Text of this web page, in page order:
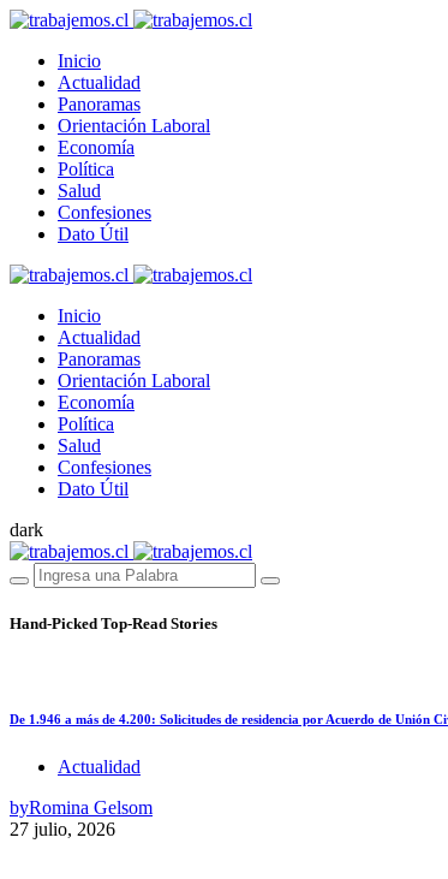
Inicio
Actualidad
Panoramas
Orientación Laboral
Economía
Política
Salud
Confesiones
Dato Útil
Inicio
Actualidad
Panoramas
Orientación Laboral
Economía
Política
Salud
Confesiones
Dato Útil
dark
Hand-Picked Top-Read Stories
De 1.946 a más de 4.200: Solicitudes de residencia por Acuerdo de Unión
Actualidad
byRomina Gelsom
27 julio, 2026